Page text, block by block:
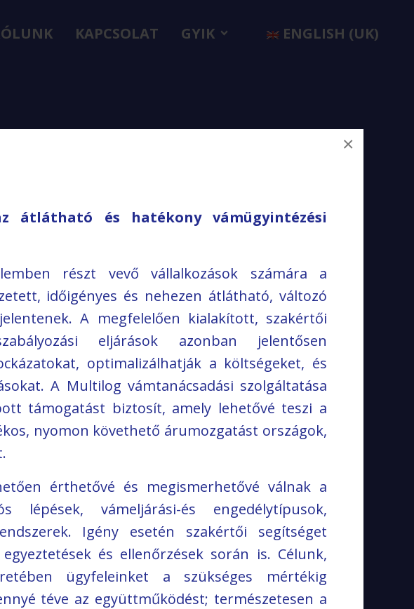
átlátható és hatékony vámügyintézési
részt vevő vállalkozások számára a
időigényes és nehezen átlátható, változó
A megfelelően kialakított, szakértői
eljárások azonban jelentősen
optimalizálhatják a költségeket, és
A Multilog vámtanácsadási szolgáltatása
támogatást biztosít, amely lehetővé teszi a
nyomon követhető árumozgatást országok,
érthetővé és megismerhetővé válnak a
lépések, vámeljárási-és engedélytípusok,
Igény esetén szakértői segítséget
és ellenőrzések során is. Célunk,
ügyfeleinket a szükséges mértékig
téve az együttműködést; természetesen a
×
KAPCSOLAT GYIK ENGLISH (UK)
Szállítmányozás
Egyéb